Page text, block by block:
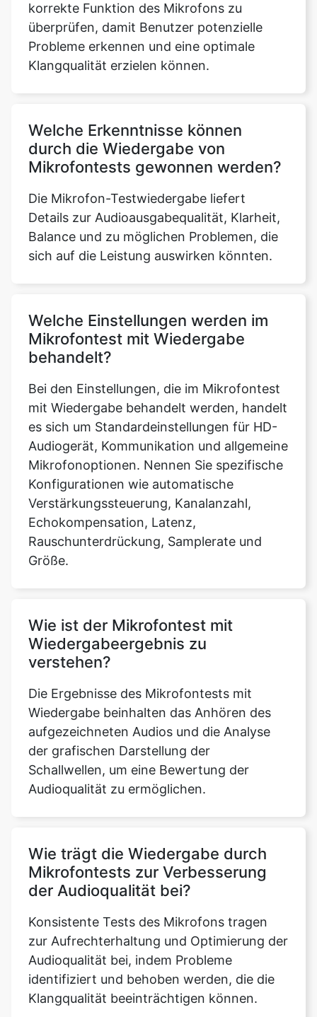
korrekte Funktion des Mikrofons zu
überprüfen, damit Benutzer potenzielle
Probleme erkennen und eine optimale
Klangqualität erzielen können.
Welche Erkenntnisse können
durch die Wiedergabe von
Mikrofontests gewonnen werden?
Die Mikrofon-Testwiedergabe liefert
Details zur Audioausgabequalität, Klarheit,
Balance und zu möglichen Problemen, die
sich auf die Leistung auswirken könnten.
Welche Einstellungen werden im
Mikrofontest mit Wiedergabe
behandelt?
Bei den Einstellungen, die im Mikrofontest
mit Wiedergabe behandelt werden, handelt
es sich um Standardeinstellungen für HD-
Audiogerät, Kommunikation und allgemeine
Mikrofonoptionen. Nennen Sie spezifische
Konfigurationen wie automatische
Verstärkungssteuerung, Kanalanzahl,
Echokompensation, Latenz,
Rauschunterdrückung, Samplerate und
Größe.
Wie ist der Mikrofontest mit
Wiedergabeergebnis zu
verstehen?
Die Ergebnisse des Mikrofontests mit
Wiedergabe beinhalten das Anhören des
aufgezeichneten Audios und die Analyse
der grafischen Darstellung der
Schallwellen, um eine Bewertung der
Audioqualität zu ermöglichen.
Wie trägt die Wiedergabe durch
Mikrofontests zur Verbesserung
der Audioqualität bei?
Konsistente Tests des Mikrofons tragen
zur Aufrechterhaltung und Optimierung der
Audioqualität bei, indem Probleme
identifiziert und behoben werden, die die
Klangqualität beeinträchtigen können.